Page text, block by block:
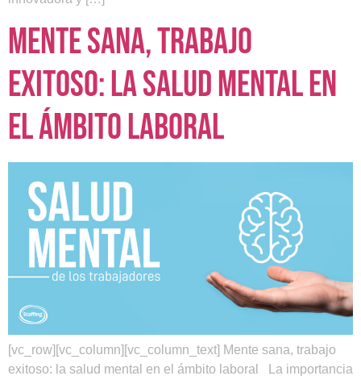
Mente sana, trabajo
exitoso: la salud mental en
el ámbito laboral
[vc_row][vc_column][vc_column_text] Mente sana, trabajo
exitoso: la salud mental en el ámbito laboral La importancia